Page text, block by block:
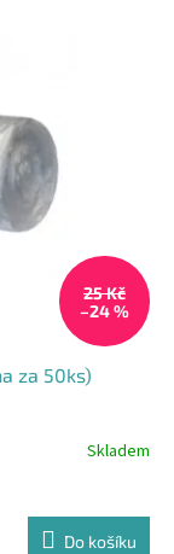
25 Kč
–24 %
za 50ks)
Skladem
Do košíku